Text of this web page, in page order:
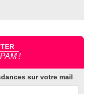
!
sur votre mail